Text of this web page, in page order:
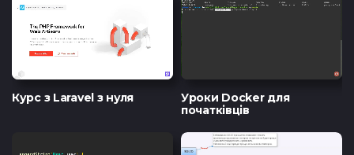
Курс з Laravel з нуля
Уроки Docker для
початківців